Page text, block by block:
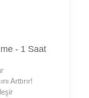
- 1 Saat
Arttırır!